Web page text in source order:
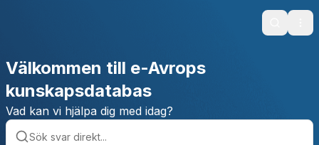
Search
Välkommen till e-Avrops
kunskapsdatabas
Vad kan vi hjälpa dig med idag?